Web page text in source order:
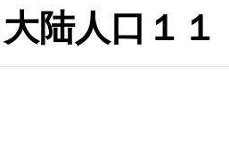
大陆人口１